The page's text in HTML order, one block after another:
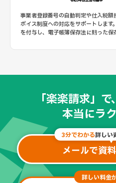
事業者登録番号の自動判定や仕入税
ボイス制度への対応をサポートしま
を付与し、電子帳簿保存法に則った保
「楽楽請求」
本当にラ
3分でわかる詳しい
メールで資
詳しい料金